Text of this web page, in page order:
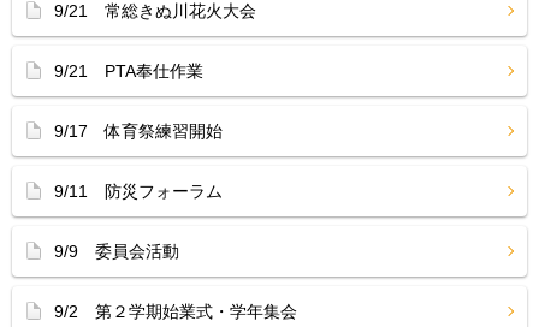
9/21 常総きぬ川花火大会
9/21 PTA奉仕作業
9/17 体育祭練習開始
9/11 防災フォーラム
9/9 委員会活動
9/2 第２学期始業式・学年集会